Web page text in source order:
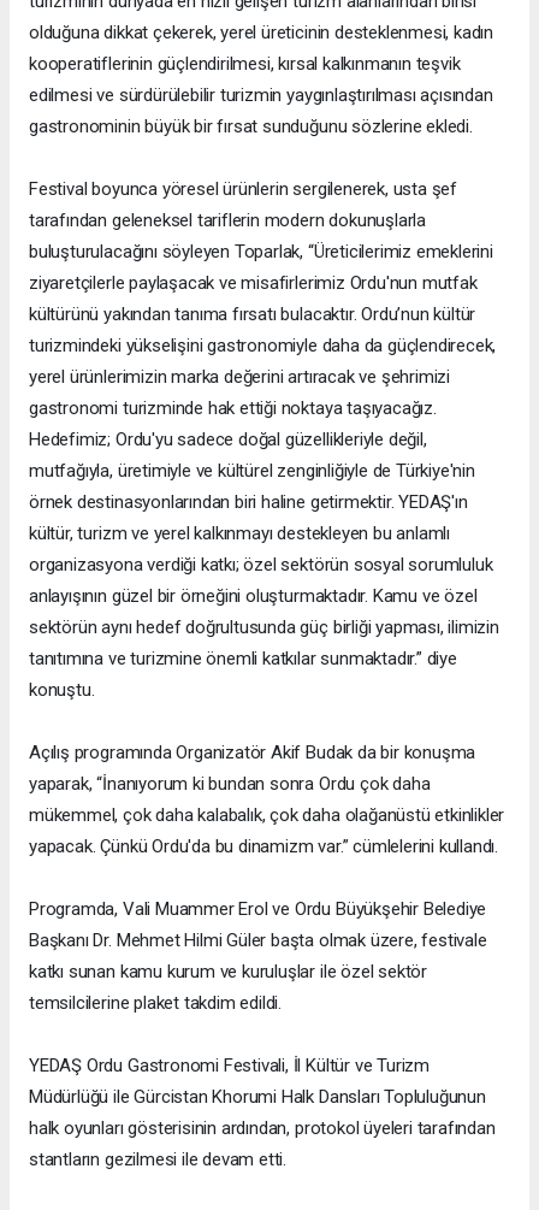
olduğuna dikkat çekerek, yerel üreticinin desteklenmesi, kadın
kooperatiflerinin güçlendirilmesi, kırsal kalkınmanın teşvik
edilmesi ve sürdürülebilir turizmin yaygınlaştırılması açısından
gastronominin büyük bir fırsat sunduğunu sözlerine ekledi.
Festival boyunca yöresel ürünlerin sergilenerek, usta şef
tarafından geleneksel tariflerin modern dokunuşlarla
buluşturulacağını söyleyen Toparlak, “Üreticilerimiz emeklerini
ziyaretçilerle paylaşacak ve misafirlerimiz Ordu'nun mutfak
kültürünü yakından tanıma fırsatı bulacaktır. Ordu’nun kültür
turizmindeki yükselişini gastronomiyle daha da güçlendirecek,
yerel ürünlerimizin marka değerini artıracak ve şehrimizi
gastronomi turizminde hak ettiği noktaya taşıyacağız.
Hedefimiz; Ordu'yu sadece doğal güzellikleriyle değil,
mutfağıyla, üretimiyle ve kültürel zenginliğiyle de Türkiye'nin
örnek destinasyonlarından biri haline getirmektir. YEDAŞ'ın
kültür, turizm ve yerel kalkınmayı destekleyen bu anlamlı
organizasyona verdiği katkı; özel sektörün sosyal sorumluluk
anlayışının güzel bir örneğini oluşturmaktadır. Kamu ve özel
sektörün aynı hedef doğrultusunda güç birliği yapması, ilimizin
tanıtımına ve turizmine önemli katkılar sunmaktadır.” diye
konuştu.
Açılış programında Organizatör Akif Budak da bir konuşma
yaparak, “İnanıyorum ki bundan sonra Ordu çok daha
mükemmel, çok daha kalabalık, çok daha olağanüstü etkinlikler
yapacak. Çünkü Ordu'da bu dinamizm var.” cümlelerini kullandı.
Programda, Vali Muammer Erol ve Ordu Büyükşehir Belediye
Başkanı Dr. Mehmet Hilmi Güler başta olmak üzere, festivale
katkı sunan kamu kurum ve kuruluşlar ile özel sektör
temsilcilerine plaket takdim edildi.
YEDAŞ Ordu Gastronomi Festivali, İl Kültür ve Turizm
Müdürlüğü ile Gürcistan Khorumi Halk Dansları Topluluğunun
halk oyunları gösterisinin ardından, protokol üyeleri tarafından
stantların gezilmesi ile devam etti.